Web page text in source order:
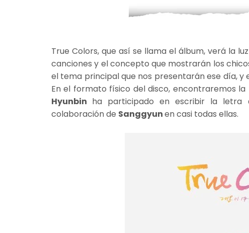
True Colors, que así se llama el álbum, verá la
canciones y el concepto que mostrarán los
el tema principal que nos presentarán ese día,
En el formato físico del disco, encontraremos la
Hyunbin ha participado en escribir la letra
colaboración de Sanggyunen casi todas ellas.